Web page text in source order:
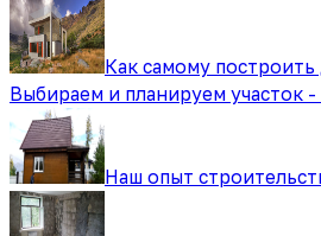
Как самому построить
Выбираем и планируем участок
Наш опыт